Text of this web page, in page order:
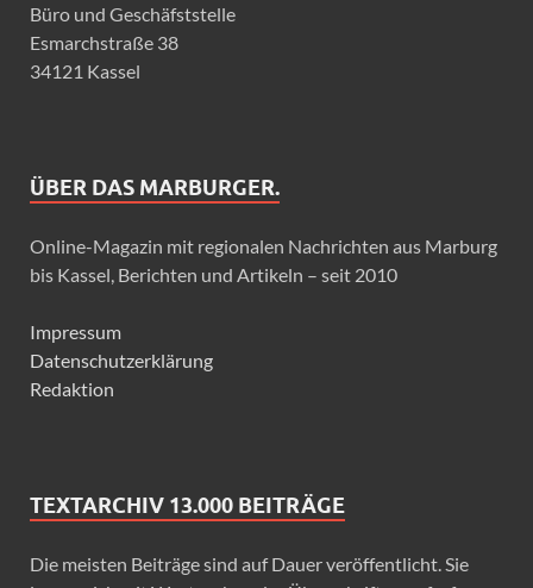
Büro und Geschäfststelle
Esmarchstraße 38
34121 Kassel
ÜBER DAS MARBURGER.
Online-Magazin mit regionalen Nachrichten aus Marburg
bis Kassel, Berichten und Artikeln – seit 2010
Impressum
Datenschutzerklärung
Redaktion
TEXTARCHIV 13.000 BEITRÄGE
Die meisten Beiträge sind auf Dauer veröffentlicht. Sie